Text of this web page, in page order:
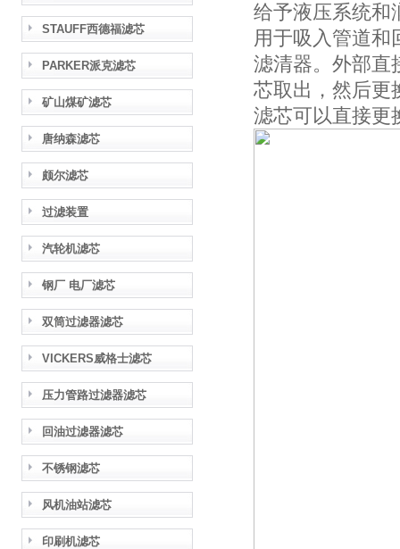
STAUFF西德福滤芯
PARKER派克滤芯
矿山煤矿滤芯
唐纳森滤芯
颇尔滤芯
过滤装置
汽轮机滤芯
钢厂 电厂滤芯
双筒过滤器滤芯
VICKERS威格士滤芯
压力管路过滤器滤芯
回油过滤器滤芯
不锈钢滤芯
风机油站滤芯
印刷机滤芯
给予液压系统和
用于吸入管道和
滤清器。外部直
芯取出，然后更
滤芯可以直接更